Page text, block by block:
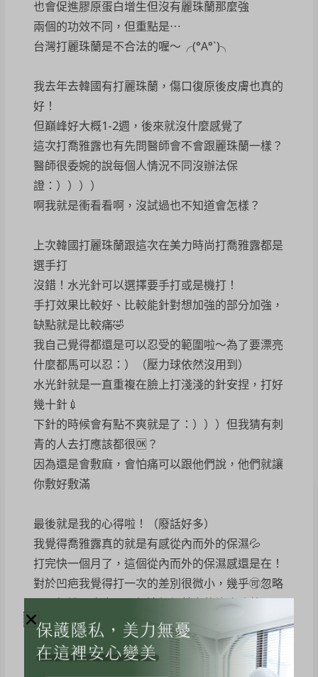
也會促進膠原蛋白增生但沒有麗珠蘭那麼強
兩個的功效不同，但重點是⋯
台灣打麗珠蘭是不合法的喔～╭(°A°`)╮
我去年去韓國有打麗珠蘭，傷口復原後皮膚也真的
好！
但巔峰好大概1-2週，後來就沒什麼感覺了
這次打喬雅露也有先問醫師會不會跟麗珠蘭一樣？
醫師很委婉的說每個人情況不同沒辦法保
證：））））
啊我就是衝看看啊，沒試過也不知道會怎樣？
上次韓國打麗珠蘭跟這次在美力時尚打喬雅露都是
選手打
沒錯！水光針可以選擇要手打或是機打！
手打效果比較好、比較能針對想加強的部分加強，
缺點就是比較痛🤣
我自己覺得都還是可以忍受的範圍啦～為了要漂亮
什麼都馬可以忍：）（壓力球依然沒用到）
水光針就是一直重複在臉上打淺淺的針安捏，打好
幾十針💉
下針的時候會有點不爽就是了：）））但我猜有刺
青的人去打應該都很🆗？
因為還是會敷麻，會怕痛可以跟他們說，他們就讓
你敷好敷滿
最後就是我的心得啦！（廢話好多）
我覺得喬雅露真的就是有感從內而外的保濕💦
打完快一個月了，這個從內而外的保濕感還是在！
對於凹疤我覺得打一次的差別很微小，幾乎🉑忽略
（醫師說凹疤也可以打這個加其它的治療改善）
比較多的是從內而外的提升整體膚況，保濕澎潤比
較有感，皮膚澎起來之後毛孔視覺上也有變小！
唉女生真的很辛苦，25歲、30歲、更年期都會經